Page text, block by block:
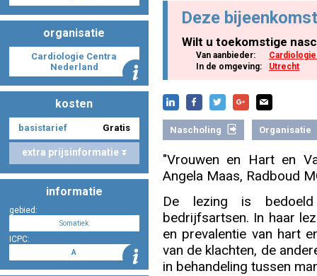
Registreren
Info
organisatie
Cardiologie Centra
Nederland
kosten
basistarief Gratis
extra prijsinformatie
informatie
gebied:
Somatiek
ICPC:
A
Deze
Wilt u toekomstige
Van aanbieder:
In de omgeving:
Utrecht
Nascholing Organisatie
"Vrouwen en Hart en
Angela Maas, Radboud
De lezing is
bedrijfsartsen. In haar
en prevalentie van hart
van de klachten, de
in behandeling tussen